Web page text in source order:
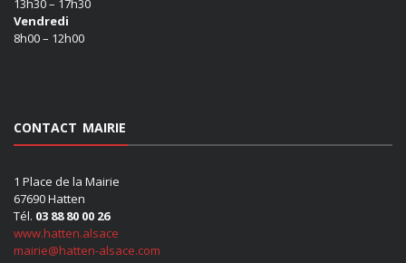
Vendredi
8h00 – 12h00
CONTACT MAIRIE
1 Place de la Mairie
67690 Hatten
Tél. 03 88 80 00 26
www.hatten.alsace
mairie@hatten-alsace.com